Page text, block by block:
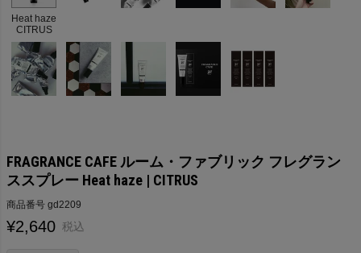
Heat haze
CITRUS
FRAGRANCE CAFE ルーム・ファブリック フレグラン
ススプレー Heat haze | CITRUS
商品番号 gd2209
¥2,640 税込